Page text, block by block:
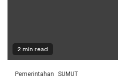
2 min read
Pemerintahan SUMUT